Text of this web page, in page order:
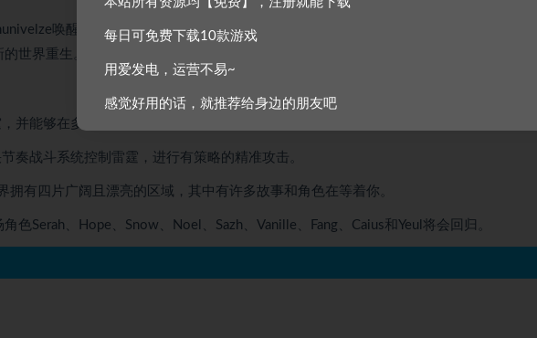
唤醒，并被选为救世主，雷霆半人半神，她的任务是解救Nova Chrysalia的灵魂
世界重生。雷霆接下了这个任务去营救NOVA的灵魂，以及确保Serah精神的重生。
并能够在多种武器和装备组合中选择，为她升级外貌和技能。
奏战斗系统控制雷霆，进行有策略的精准攻击。
拥有四片广阔且漂亮的区域，其中有许多故事和角色在等着你。
色Serah、Hope、Snow、Noel、Sazh、Vanille、Fang、Caius和Yeul将会回归。
每日可免费下载10款游戏
用爱发电，运营不易~
感觉好用的话，就推荐给身边的朋友吧